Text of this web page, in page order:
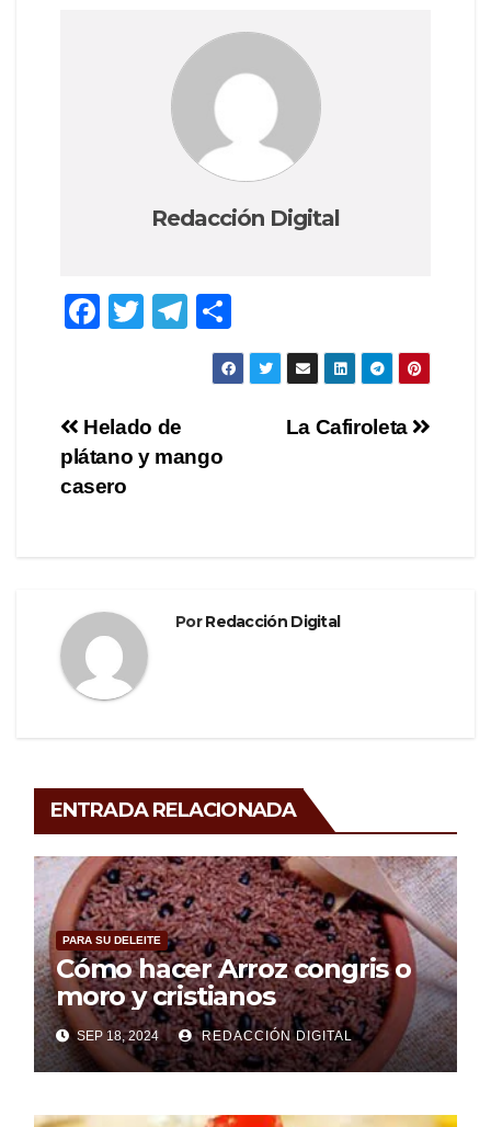
Redacción Digital
F
e
b
o
T
er
T
el
a
o
m
Navegación
de
La Cafiroleta
Helado de
plátano y mango
casero
PorRedacción Digital
ENTRADA RELACIONADA
PARA SU DELEITE
Cómo hacer Arroz congris o
moro y cristianos
SEP 18, 2024 REDACCIÓN DIGITAL